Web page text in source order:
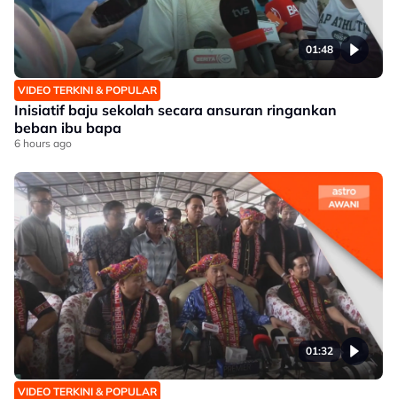
01:48
VIDEO TERKINI & POPULAR
Inisiatif baju sekolah secara ansuran ringankan
beban ibu bapa
6 hours ago
01:32
VIDEO TERKINI & POPULAR